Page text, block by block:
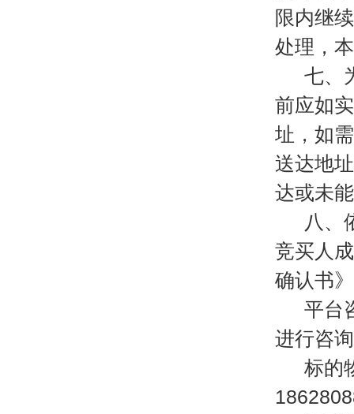
限内继
处理，
七、
前应如
址，如
送达地
达或未
八、
竞买人
确认书
平台
进行咨
标的